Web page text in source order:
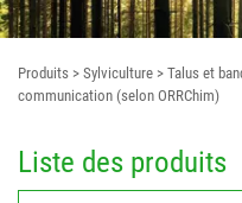
Produits > Sylviculture > Talus et
communication (selon ORRChim)
Liste des produits